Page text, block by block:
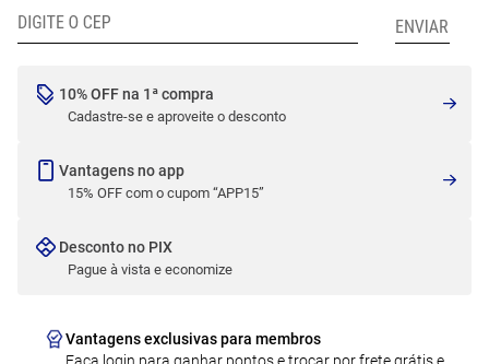
10% OFF na 1ª compra
Cadastre-se e aproveite o desconto
Vantagens no app
15% OFF com o cupom “APP15”
Desconto no PIX
Pague à vista e economize
Vantagens exclusivas para membros